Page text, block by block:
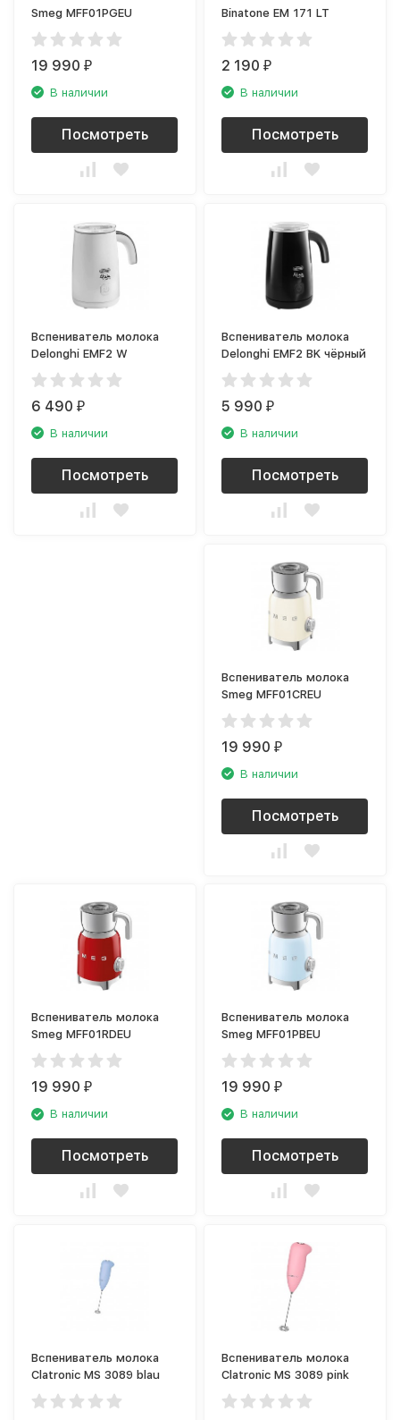
Smeg MFF01PGEU
19 990₽
В наличии
Посмотреть
Binatone EM 171 LT
2 190₽
В наличии
Посмотреть
Вспениватель молока
Delonghi EMF2 W
6 490₽
В наличии
Посмотреть
Вспениватель молока
Delonghi EMF2 BK чёрный
5 990₽
В наличии
Посмотреть
Вспениватель молока
Smeg MFF01CREU
19 990₽
В наличии
Посмотреть
Вспениватель молока
Smeg MFF01RDEU
19 990₽
В наличии
Посмотреть
Вспениватель молока
Smeg MFF01PBEU
19 990₽
В наличии
Посмотреть
Вспениватель молока
Clatronic MS 3089 blau
Вспениватель молока
Clatronic MS 3089 pink